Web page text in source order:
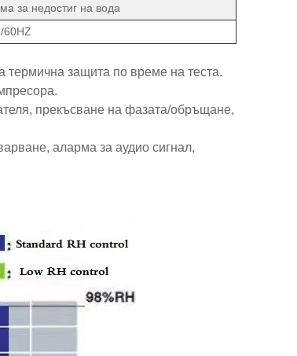
за недостиг на вода
60HZ
термична защита по време на теста.
прекъсване на фазата/обръщане,
аларма за аудио сигнал,